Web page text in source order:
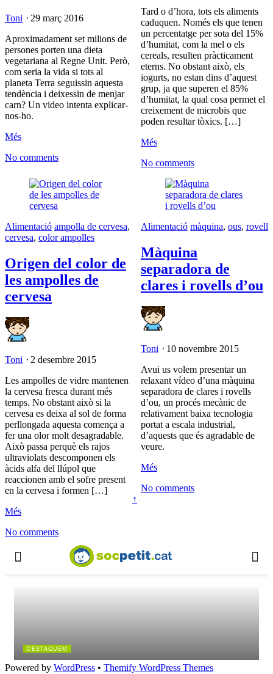
Toni ⋅ 29 març 2016
Aproximadament set milions de
persones porten una dieta
vegetariana al Regne Unit. Però,
com seria la vida si tots al
planeta Terra seguissin aquesta
tendència i deixessin de menjar
carn? Un video intenta explicar-
nos-ho.
Més
No comments
Tard o d’hora, tots els aliments
caduquen. Només els que tenen
un percentatge per sota del 15%
d’humitat, com la mel o els
cereals, resulten pràcticament
eterns. No obstant això, els
iogurts, no estan dins d’aquest
grup, ja que superen el 85%
d’humitat, la qual cosa permet el
creixement de microbis que
poden resultar tòxics. […]
Més
No comments
Alimentació ampolla de cervesa,
cervesa, color ampolles
Origen del color de
les ampolles de
cervesa
Toni ⋅ 2 desembre 2015
Les ampolles de vidre mantenen
la cervesa fresca durant més
temps. No obstant això si la
cervesa es deixa al sol de forma
perllongada aquesta comença a
fer una olor molt desagradable.
Això passa perquè els rajos
ultraviolats descomponen els
àcids alfa del llúpol que
reaccionen amb el sofre present
en la cervesa i formen […]
Més
No comments
Alimentació màquina, ous, rovell
Màquina
separadora de
clares i rovells d’ou
Toni ⋅ 10 novembre 2015
Avui us volem presentar un
relaxant vídeo d’una màquina
separadora de clares i rovells
d’ou, un procés mecànic de
relativament baixa tecnologia
portat a escala industrial,
d’aquests que és agradable de
veure.
Més
No comments
↑
Powered by WordPress • Themify WordPress Themes